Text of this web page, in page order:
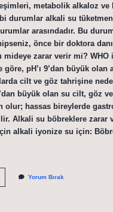
metabolik alkaloz ve
durumlar alkali su
arasındadır. Bu
önce bir doktora
zarar verir mi? WHO
pH’ı 9’dan büyük olan
cilt ve göz tahrişine
büyük olan su cilt, göz
olur; hassas bireylerde
Alkali su böbreklere zarar
için alkali iyonize su için:
Yorum Bırak